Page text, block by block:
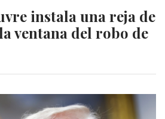
instala una reja de
ventana del robo de